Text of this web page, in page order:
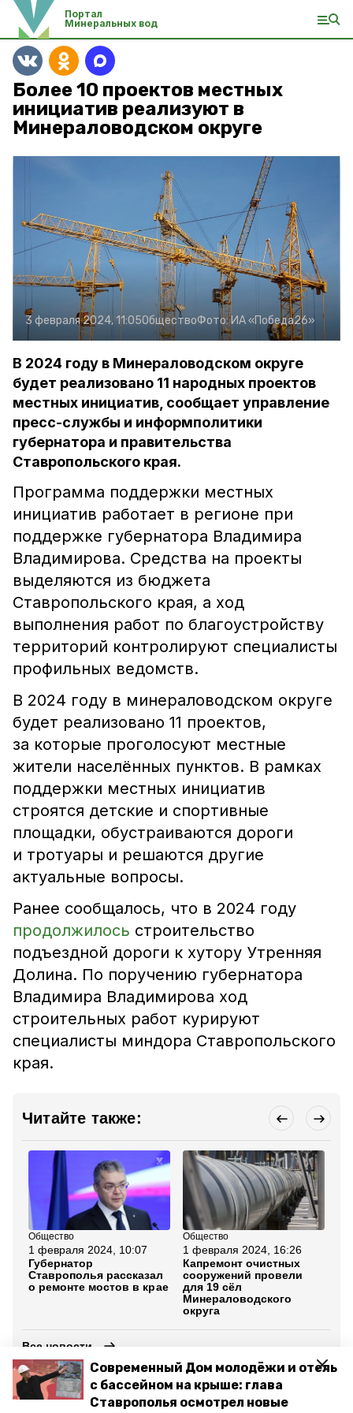
Современный Дом молодёжи и отель
с бассейном на крыше: глава
Ставрополья осмотрел новые
Портал
Минеральных вод
Более 10 проектов местных
инициатив реализуют в
Минераловодском округе
3 февраля 2024, 11:05ОбществоФото:ИА «Победа26»
В 2024 году в Минераловодском округе
будет реализовано 11 народных проектов
местных инициатив, сообщает управление
пресс-службы и информполитики
губернатора и правительства
Ставропольского края.
Программа поддержки местных
инициатив работает в регионе при
поддержке губернатора Владимира
Владимирова. Средства на проекты
выделяются из бюджета
Ставропольского края, а ход
выполнения работ по благоустройству
территорий контролируют специалисты
профильных ведомств.
В 2024 году в минераловодском округе
будет реализовано 11 проектов,
за которые проголосуют местные
жители населённых пунктов. В рамках
поддержки местных инициатив
строятся детские и спортивные
площадки, обустраиваются дороги
и тротуары и решаются другие
актуальные вопросы.
Ранее сообщалось, что в 2024 году
продолжилось строительство
подъездной дороги к хутору Утренняя
Долина. По поручению губернатора
Владимира Владимирова ход
строительных работ курируют
специалисты миндора Ставропольского
края.
Читайте также:
Общество
1 февраля 2024, 10:07
Губернатор
Ставрополья рассказал
о ремонте мостов в крае
Общество
1 февраля 2024, 16:26
Капремонт очистных
сооружений провели
для 19 сёл
Минераловодского
округа
Все новости
минераловодский муниципальный округ